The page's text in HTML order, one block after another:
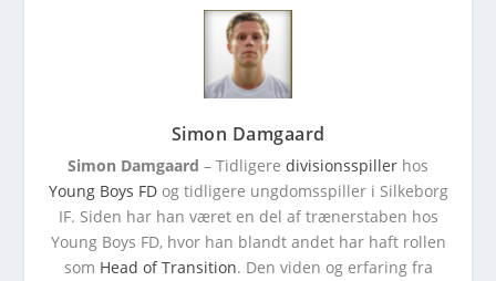
Simon Damgaard
Simon Damgaard – Tidligere divisionsspiller hos
Young Boys FDog tidligere ungdomsspiller i Silkeborg
IF. Siden har han været en del af trænerstaben hos
Young Boys FD, hvor han blandt andet har haft rollen
som Head of Transition. Den viden og erfaring fra